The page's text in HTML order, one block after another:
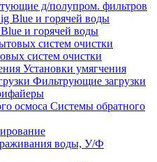
д/полупром. фильтров
и горячей воды
систем очистки
Установки умягчения
Фильтрующие загрузки
Системы обратного